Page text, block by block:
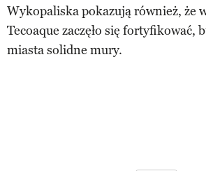
Wykopaliska pokazują również, że
Tecoaque zaczęło się fortyfikować,
miasta solidne mury.